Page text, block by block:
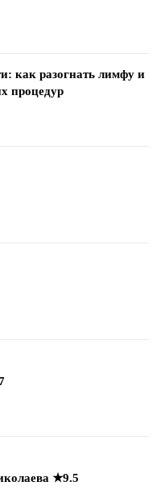
как разогнать лимфу и
процедур
★9.5